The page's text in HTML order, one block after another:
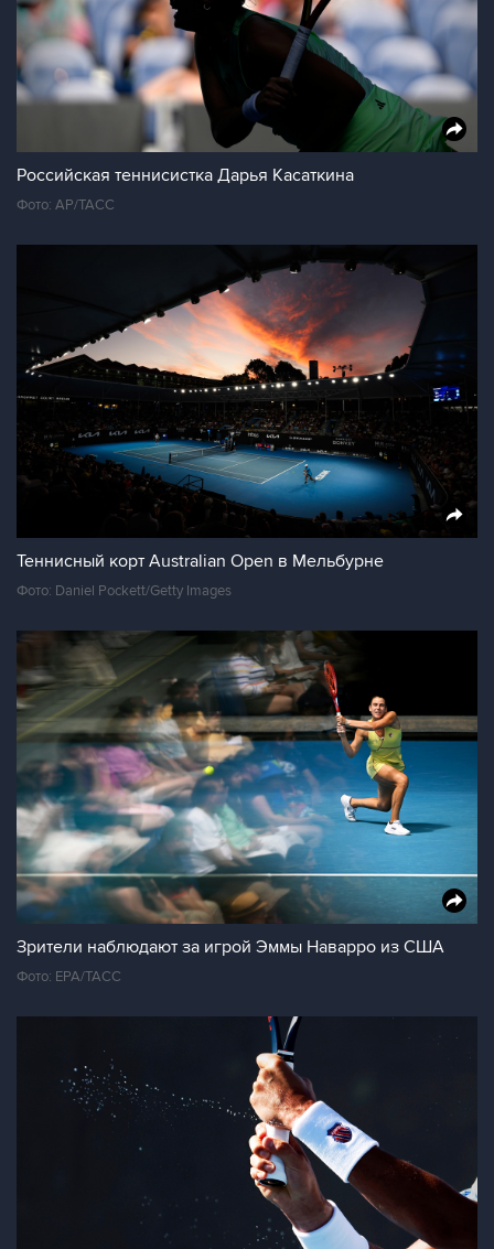
Российская теннисистка Дарья Касаткина
Фото: АР/ТАСС
Теннисный корт Australian Open в Мельбурне
Фото: Daniel Pockett/Getty Images
Зрители наблюдают за игрой Эммы Наварро из США
Фото: ЕРА/ТАСС